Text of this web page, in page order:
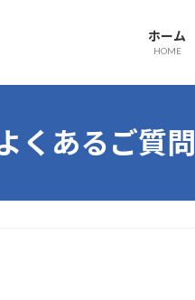
ホーム
HOME
くあるご質問